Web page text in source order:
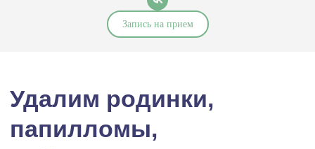
Запись на прием
Безопасное и эффективное удаление
родинок и папиллом с минимальным
Удалим родинки,
папилломы,
лазером